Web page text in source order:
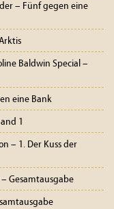
– Fünf gegen eine
Baldwin Special –
eine Bank
1
– 1. Der Kuss der
– Gesamtausgabe